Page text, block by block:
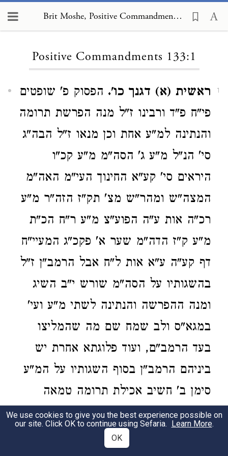
Brit Moshe, Positive Commandments 133:1
Positive Commandments 133:1
1 ראשית (א) דגנך כו'. הפסוק פ' שופטים
פי"ח פ"ד ורבינו ז"ל מנה הפרשת תרומה
והנתינה למ"ע אחת וכן מנאו ז"ל הבה"ג
סי' הנ"ל מ"ע ג' הסה"מ מ"ע קכ"ו
היראים סי' קע"א החינוך העי"מ האה"מ
המצה"ש ומהר"ש מצ' תק"ז הזה"ר מ"ע
רכ"ה אות ע"ה הפוע"צ מ"ע ר"ח הכ"ת
מ"ע ק"ז הדה"מ שער א' פקכ"ג המעיי"ח
דף קע"ה ע"א אות ל"ח אבל הרמב"ן ז"ל
בהשגותיו על הסה"מ שורש י"ב השיג
ומנה ההפרשה והנתינה לשתי מ"ע ועי'
במגא"ס ולב שמח שם מה שהמליצו
בעד הרמב"ם, ועוד פלוגתא אחרת יש
ביניהם הרמב"ן בסוף השגותיו על המ"ע
סימן ב' חשיב אכילת תרומה טמאה
שעובר בעשה ולמד את זה ממ"דהגמרא
האוכל מעשר שני וביכורים
We use cookies to give you the best experience possible on
our site. Click OK to continue using Sefaria. Learn More.
OK